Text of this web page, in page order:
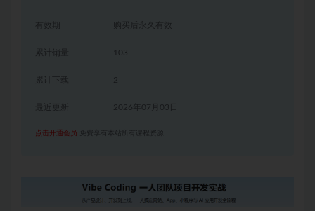
有效期 购买后永久有效
累计销量 103
累计下载 2
2026年07月03日
点击开通会员 免费享有本站所有课程资源